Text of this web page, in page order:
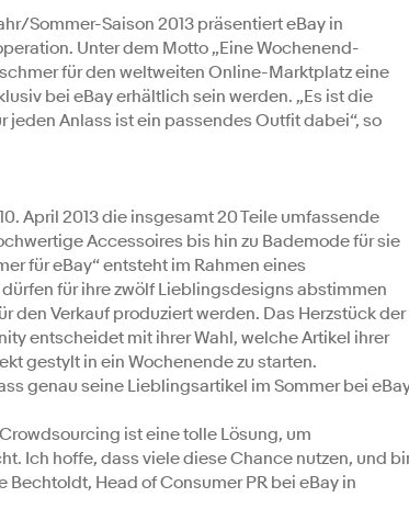
Sommer-Saison 2013 präsentiert eBay in
Unter dem Motto „Eine Wochenend-
für den weltweiten Online-Marktplatz eine
bei eBay erhältlich sein werden. „Es ist die
Anlass ist ein passendes Outfit dabei“, so
April 2013 die insgesamt 20 Teile umfassende
Accessoires bis hin zu Bademode für sie
für eBay“ entsteht im Rahmen eines
für ihre zwölf Lieblingsdesigns abstimmen
den Verkauf produziert werden. Das Herzstück der
entscheidet mit ihrer Wahl, welche Artikel ihrer
gestylt in ein Wochenende zu starten.
genau seine Lieblingsartikel im Sommer bei
ist eine tolle Lösung, um
Ich hoffe, dass viele diese Chance nutzen, und
Head of Consumer PR bei eBay in